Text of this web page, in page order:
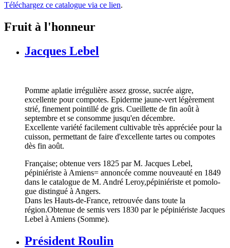
Téléchargez ce catalogue via ce lien.
Fruit à l'honneur
Jacques Lebel
Pomme aplatie irrégulière assez grosse, sucrée aigre,
excellente pour compotes. Epiderme jaune-vert légèrement
strié, finement pointillé de gris. Cueillette de fin août à
septembre et se consomme jusqu'en décembre.
Excellente variété facilement cultivable très appréciée pour la
cuisson, permettant de faire d'excellente tartes ou compotes
dès fin août.
Française; obtenue vers 1825 par M. Jacques Lebel,
pépiniériste à Amiens= annoncée comme nouveauté en 1849
dans le catalogue de M. André Leroy,pépiniériste et pomolo-
gue distingué à Angers.
Dans les Hauts-de-France, retrouvée dans toute la
région.Obtenue de semis vers 1830 par le pépiniériste Jacques
Lebel à Amiens (Somme).
Président Roulin